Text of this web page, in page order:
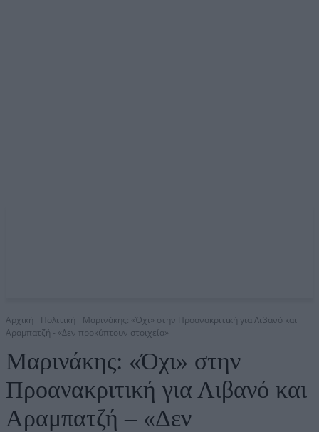
Αρχική Πολιτική
Μαρινάκης: «Όχι» στην Προανακριτική για Λιβανό και
Αραμπατζή - «Δεν προκύπτουν στοιχεία»
Μαρινάκης: «Όχι» στην
Προανακριτική για Λιβανό και
Αραμπατζή – «Δεν